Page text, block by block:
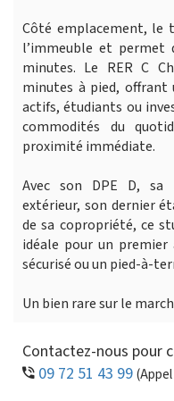
Côté emplacement, le
l’immeuble et permet
minutes. Le RER C
minutes à pied, offrant
actifs, étudiants ou
commodités du
proximité immédiate.
Avec son DPE D, sa
extérieur, son dernier
de sa copropriété, ce
idéale pour un
sécurisé ou un pied-à-
Un bien rare sur le
Contactez-nous pour
09 72 51 43 99